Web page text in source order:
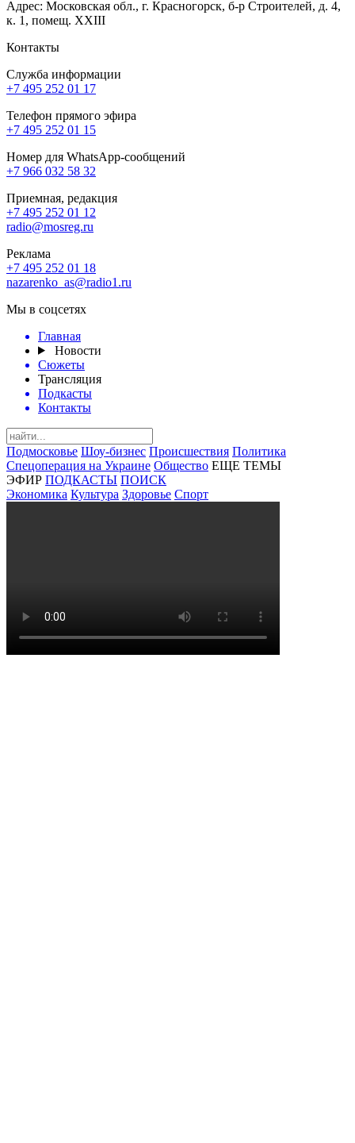
Адрес: Московская обл., г. Красногорск, б-р Строителей, д. 4,
к. 1, помещ. XXIII
Контакты
Служба информации
+7 495 252 01 17
Телефон прямого эфира
+7 495 252 01 15
Номер для WhatsApp-сообщений
+7 966 032 58 32
Приемная, редакция
+7 495 252 01 12
radio@mosreg.ru
Реклама
+7 495 252 01 18
nazarenko_as@radio1.ru
Мы в соцсетях
Главная
Новости
Сюжеты
Трансляция
Подкасты
Контакты
Подмосковье Шоу-бизнес Происшествия Политика
Спецоперация на Украине Общество ЕЩЕ ТЕМЫ
ЭФИР ПОДКАСТЫ ПОИСК
Экономика Культура Здоровье Спорт